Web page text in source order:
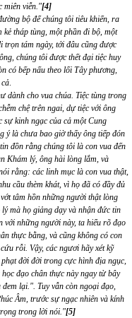
miên viễn."[4]
bộ để chúng tôi tiêu khiển, ra
tháp tùng, một phần đi bộ, một
trọn tám ngày, tới đâu cũng được
chúng tôi được thết đại tiệc huy
có bếp nấu theo lối Tây phương,
.
dành cho vua chúa. Tiệc tùng trong
chệ trên ngai, dự tiệc với ông
sự kinh ngạc của cả một Cung
ý là chưa bao giờ thấy ông tiếp đón
đồn rằng chúng tôi là con vua đến
Khám lý, ông hài lòng lắm, và
rằng: các linh mục là con vua thật,
cầu thèm khát, vì họ đã có đầy đủ
tâm hồn những người thật lòng
mà họ giảng dạy và nhận đức tin
với những người này, ta hiểu rõ đạo
thực bằng, và cũng không có con
rỗi. Vậy, các ngươi hãy xét kỹ
đời đời trong cực hình địa ngục,
đạo chân thực này ngay từ bây
lại.". Tuy vẫn còn ngoại đạo,
Âm, trước sự ngạc nhiên và kính
trong lời nói."[5]